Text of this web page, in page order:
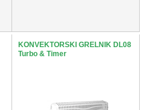
KONVEKTORSKI GRELNIK DL08
Turbo & Timer